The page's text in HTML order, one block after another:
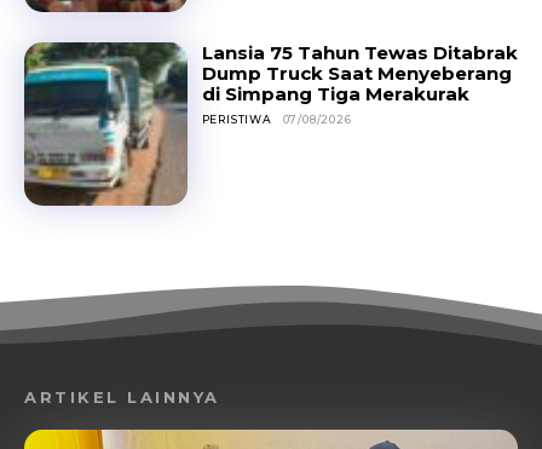
Lansia 75 Tahun Tewas Ditabrak
Dump Truck Saat Menyeberang
di Simpang Tiga Merakurak
PERISTIWA 07/08/2026
ARTIKEL LAINNYA